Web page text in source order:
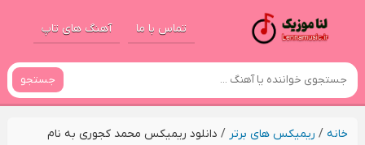
تماس با ما آهنگ های تاپ
جستجو
خانه/ ریمیکس های برتر / دانلود ریمیکس محمد کجوری به نام